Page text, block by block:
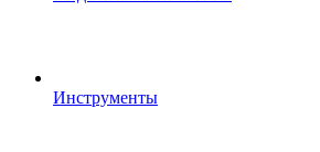
Инструменты